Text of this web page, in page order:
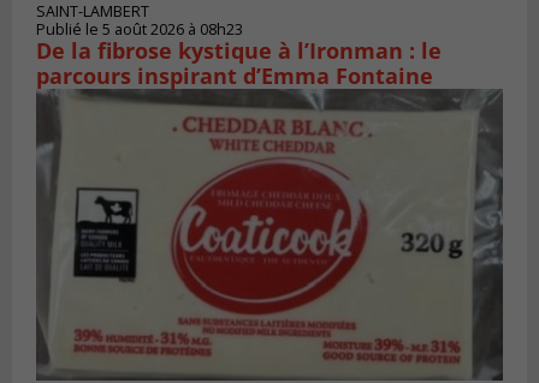
SAINT-LAMBERT
Publié le 5 août 2026 à 08h23
De la fibrose kystique à l’Ironman : le
parcours inspirant d’Emma Fontaine